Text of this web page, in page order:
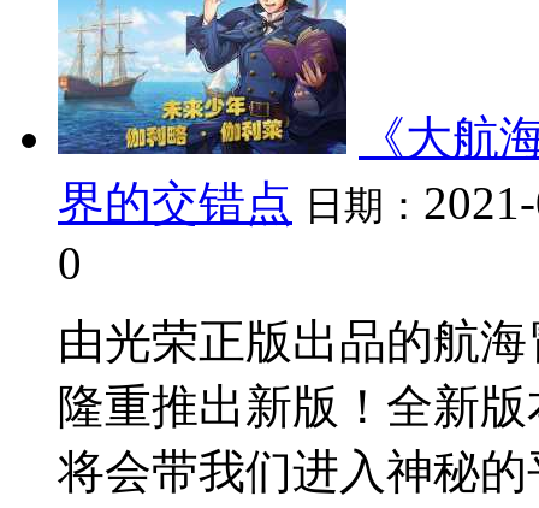
《大航
界的交错点 日期：
0
由光荣正版出品的航
隆重推出新版！全新
将会带我们进入神秘